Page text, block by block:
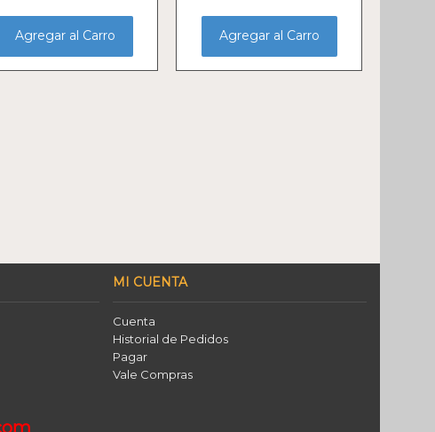
Agregar al Carro Agregar al Carro
MI CUENTA
Cuenta
Historial de Pedidos
Pagar
Vale Compras